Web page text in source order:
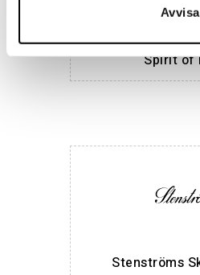
Avvisa
Spirit of
Stenströms